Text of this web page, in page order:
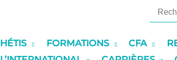
HÉTIS FORMATIONS CFA